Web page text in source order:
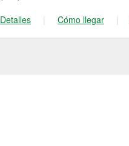
Detalles
| Cómo llegar |